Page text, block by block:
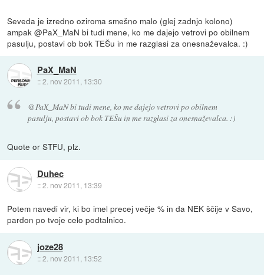
Seveda je izredno oziroma smešno malo (glej zadnjo kolono)
ampak @PaX_MaN bi tudi mene, ko me dajejo vetrovi po obilnem
pasulju, postavi ob bok TEŠu in me razglasi za onesnaževalca. :)
PaX_MaN
::2. nov 2011, 13:30
@PaX_MaN bi tudi mene, ko me dajejo vetrovi po obilnem
pasulju, postavi ob bok TEŠu in me razglasi za onesnaževalca. :)
Quote or STFU, plz.
Duhec
::2. nov 2011, 13:39
Potem navedi vir, ki bo imel precej večje % in da NEK ščije v Savo,
pardon po tvoje celo podtalnico.
joze28
::2. nov 2011, 13:52